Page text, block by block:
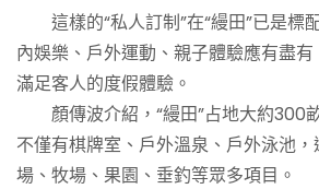
這樣的“私人訂制”在“縵田”已是標
內娛樂、戶外運動、親子體驗應有盡有
滿足客人的度假體驗。
顏傳波介紹，“縵田”占地大約300
不僅有棋牌室、戶外溫泉、戶外泳池
場、牧場、果園、垂釣等眾多項目。